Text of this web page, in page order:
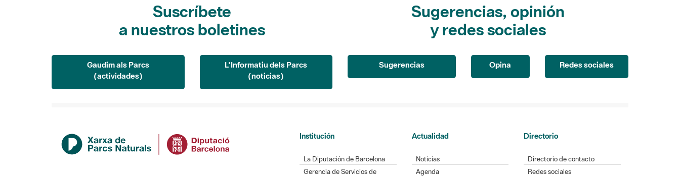
Suscríbete
a nuestros boletines
Gaudim als Parcs
(actividades)
L'Informatiu dels Parcs
(noticias)
Sugerencias, opinión
y redes sociales
Sugerencias Opina Redes sociales
Institución
La Diputación de Barcelona
Gerencia de Servicios de
Actualidad
Noticias
Agenda
Directorio
Directorio de contacto
Redes sociales